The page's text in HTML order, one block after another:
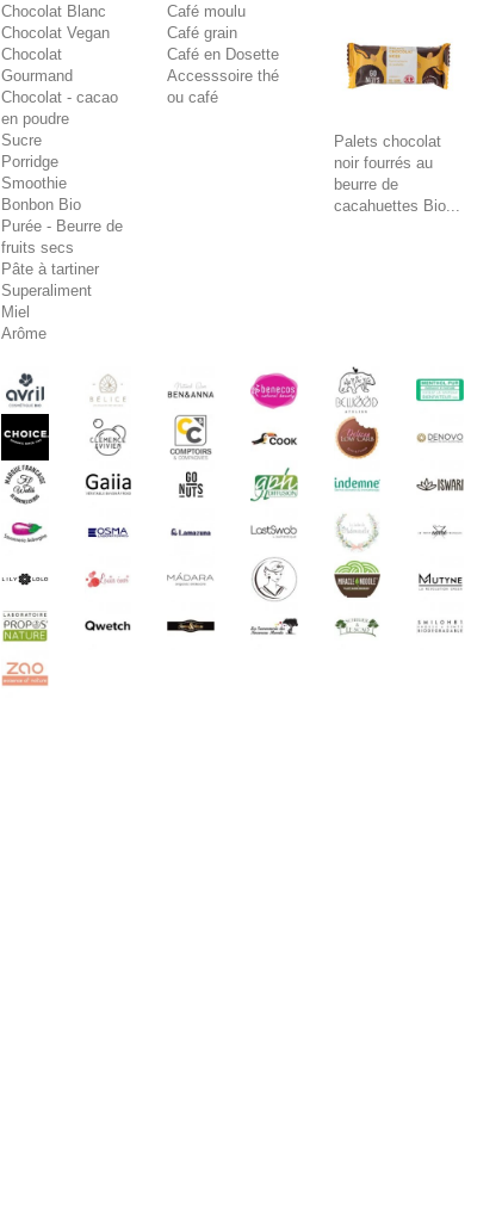
Chocolat Blanc
Chocolat Vegan
Chocolat
Gourmand
Chocolat - cacao
en poudre
Sucre
Porridge
Smoothie
Bonbon Bio
Purée - Beurre de
fruits secs
Pâte à tartiner
Superaliment
Miel
Arôme
Café moulu
Café grain
Café en Dosette
Accesssoire thé
ou café
Palets chocolat
noir fourrés au
beurre de
cacahuettes Bio...